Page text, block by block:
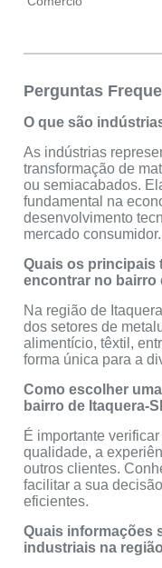
Perguntas
O que são
As indústrias
transformação de
ou semiacabados.
fundamental na
desenvolvimento
mercado consumidor.
Quais os principais
encontrar no bairro
Na região de
dos setores de
alimentício, têxtil,
forma única para a
Como escolher
bairro de Itaquera-
É importante
qualidade, a
outros clientes.
facilitar a sua
eficientes.
Quais informações
industriais na